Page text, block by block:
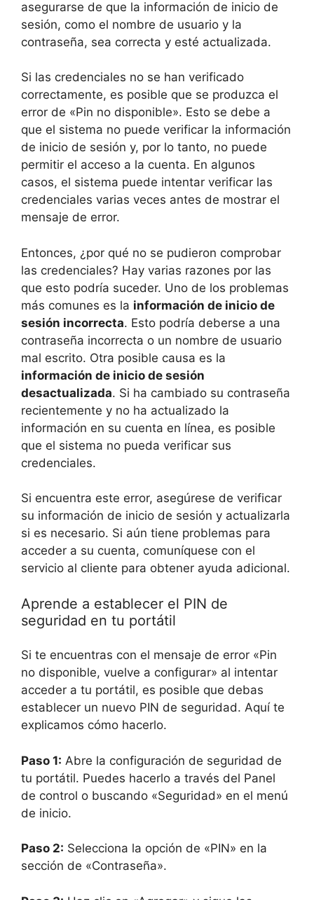
asegurarse de que la información de inicio de
sesión, como el nombre de usuario y la
contraseña, sea correcta y esté actualizada.
Si las credenciales no se han verificado
correctamente, es posible que se produzca el
error de «Pin no disponible». Esto se debe a
que el sistema no puede verificar la información
de inicio de sesión y, por lo tanto, no puede
permitir el acceso a la cuenta. En algunos
casos, el sistema puede intentar verificar las
credenciales varias veces antes de mostrar el
mensaje de error.
Entonces, ¿por qué no se pudieron comprobar
las credenciales? Hay varias razones por las
que esto podría suceder. Uno de los problemas
más comunes es la información de inicio de
sesión incorrecta. Esto podría deberse a una
contraseña incorrecta o un nombre de usuario
mal escrito. Otra posible causa es la
información de inicio de sesión
desactualizada. Si ha cambiado su contraseña
recientemente y no ha actualizado la
información en su cuenta en línea, es posible
que el sistema no pueda verificar sus
credenciales.
Si encuentra este error, asegúrese de verificar
su información de inicio de sesión y actualizarla
si es necesario. Si aún tiene problemas para
acceder a su cuenta, comuníquese con el
servicio al cliente para obtener ayuda adicional.
Aprende a establecer el PIN de
seguridad en tu portátil
Si te encuentras con el mensaje de error «Pin
no disponible, vuelve a configurar» al intentar
acceder a tu portátil, es posible que debas
establecer un nuevo PIN de seguridad. Aquí te
explicamos cómo hacerlo.
Paso 1: Abre la configuración de seguridad de
tu portátil. Puedes hacerlo a través del Panel
de control o buscando «Seguridad» en el menú
de inicio.
Paso 2: Selecciona la opción de «PIN» en la
sección de «Contraseña».